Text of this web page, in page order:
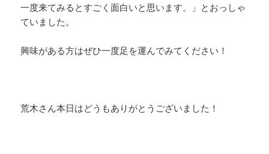
一度来てみるとすごく面白いと思います。」とおっしゃ
ていました。
興味がある方はぜひ一度足を運んでみてください！
荒木さん本日はどうもありがとうございました！